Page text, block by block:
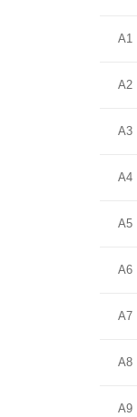
A1
A2
A3
A4
A5
A6
A7
A8
A9